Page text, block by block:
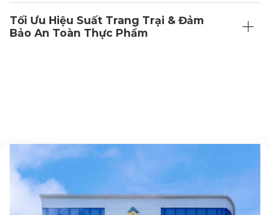
Tối Ưu Hiệu Suất Trang Trại & Đảm
Bảo An Toàn Thực Phẩm